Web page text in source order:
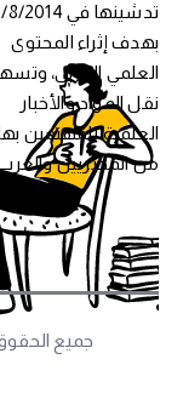
بهدف إثراء المحتوى
العلمي العربي،
نقل المواد والأخبار
العلمية للمهتمين
من المصريين
جميع